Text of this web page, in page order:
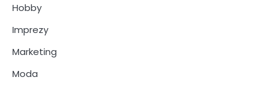
Hobby
Imprezy
Marketing
Moda